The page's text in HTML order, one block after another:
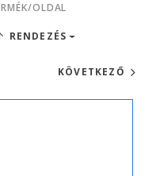
OLDAL
RENDEZÉS
KÖVETKEZŐ